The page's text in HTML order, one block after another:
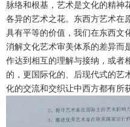
脉络和根基，艺术是文化的精神
各异的艺术之花。东西方艺术在
具有平等的价值，我们在东西文
消解文化艺术审美体系的差异而
作达到相互的理解与接纳，或者
的，更国际化的、后现代式的艺
化的交流和交织让中西方都有所